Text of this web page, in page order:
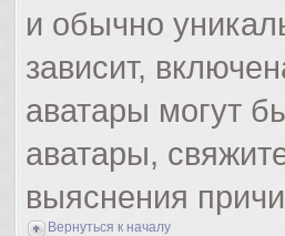
и обычно
зависит,
аватары могут
аватары,
выяснения
Вернуться к началу